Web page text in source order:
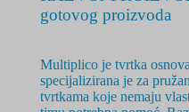
gotovog proizvoda
Multiplico je tvrtka
specijalizirana je za
tvrtkama koje nemaju